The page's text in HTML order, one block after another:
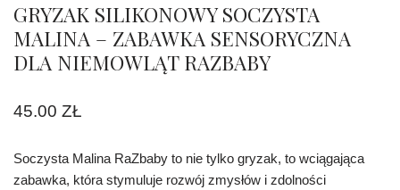
GRYZAK SILIKONOWY SOCZYSTA
MALINA – ZABAWKA SENSORYCZNA
DLA NIEMOWLĄT RAZBABY
45.00 ZŁ
Soczysta Malina RaZbaby to nie tylko gryzak, to wciągająca
zabawka, która stymuluje rozwój zmysłów i zdolności